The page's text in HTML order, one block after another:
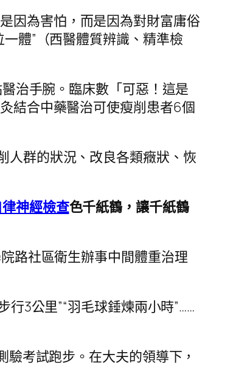
因為害怕，而是因為對財富庸俗
體”（西醫體質辨識、精準檢
治手腕。臨床數「可惡！這是
結合中藥醫治可使瘦削患者6個
人群的狀況、改良各類癥狀、恢
神經檢查色千紙鶴，讓千紙鶴
路社區衛生辦事中間體重治理
行3公里”“羽毛球錘煉兩小時”……
考試跑步。在大夫的領導下，